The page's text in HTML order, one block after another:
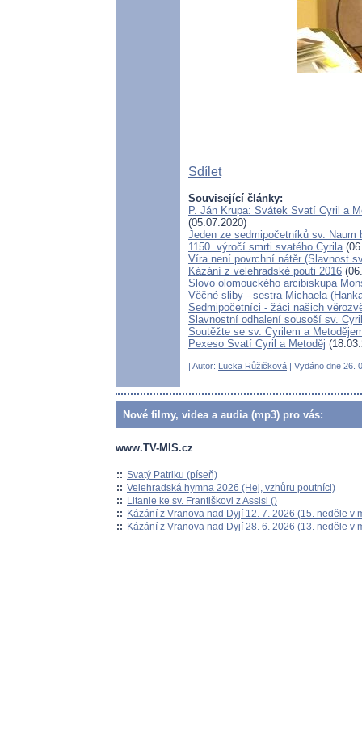
Sdílet
Související články:
P. Ján Krupa: Svátek Svatí Cyril a
(05.07.2020)
Jeden ze sedmipočetníků sv. Naum
1150. výročí smrti svatého Cyrila
Víra není povrchní nátěr (Slavnost
Kázání z velehradské pouti 2016
Slovo olomouckého arcibiskupa
Věčné sliby - sestra Michaela
Sedmipočetníci - žáci našich
Slavnostní odhalení sousoší sv.
Soutěžte se sv. Cyrilem a
Pexeso Svatí Cyril a Metoděj
| Autor: Lucka Růžičková | Vydáno dne 26.
Nové filmy, videa a audia (mp3) pro vás:
www.TV-MIS.cz
:: Svatý Patriku (píseň)
:: Velehradská hymna 2026 (Hej, vzhůru poutníci)
:: Litanie ke sv. Františkovi z Assisi ()
:: Kázání z Vranova nad Dyjí 12. 7. 2026 (15. neděle v
:: Kázání z Vranova nad Dyjí 28. 6. 2026 (13. neděle v